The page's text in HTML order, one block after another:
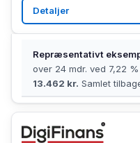
Detaljer
Repræsentativt
over 24 mdr. ved 7,22
13.462 kr. Samlet